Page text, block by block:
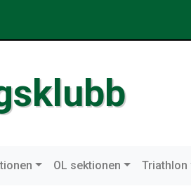
OL sektionen Triathlon